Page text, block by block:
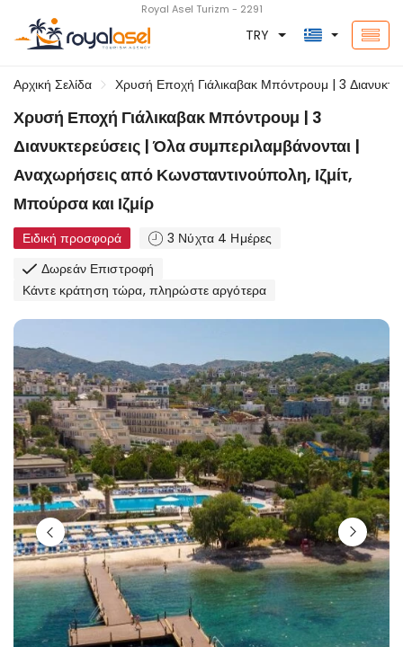
Royal Asel Turizm - 2291
TRY
Αρχική Σελίδα Χρυσή Εποχή Γιάλικαβακ Μπόντρουμ | 3
Χρυσή Εποχή Γιάλικαβακ Μπόντρουμ | 3
Διανυκτερεύσεις | Όλα συμπεριλαμβάνονται |
Αναχωρήσεις από Κωνσταντινούπολη, Ιζμίτ,
Μπούρσα και Ιζμίρ
Ειδική προσφορά
3 Νύχτα 4 Ημέρες
Δωρεάν Επιστροφή
Κάντε κράτηση τώρα, πληρώστε αργότερα